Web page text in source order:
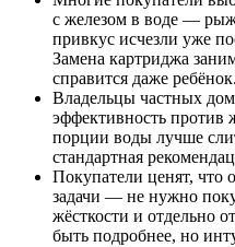
с железом в воде —
привкус исчезли уже
Замена картриджа
справится даже ребёнок.
Владельцы частных
эффективность против
порции воды лучше
стандартная
Покупатели ценят, что
задачи — не нужно
жёсткости и отдельно
быть подробнее, но